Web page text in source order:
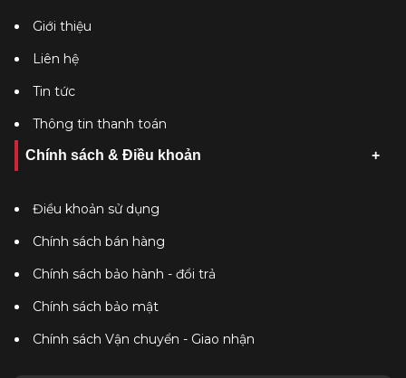
Giới thiệu
Liên hệ
Tin tức
Thông tin thanh toán
Chính sách & Điều khoản
Điều khoản sử dụng
Chính sách bán hàng
Chính sách bảo hành - đổi trả
Chính sách bảo mật
Chính sách Vận chuyển - Giao nhận